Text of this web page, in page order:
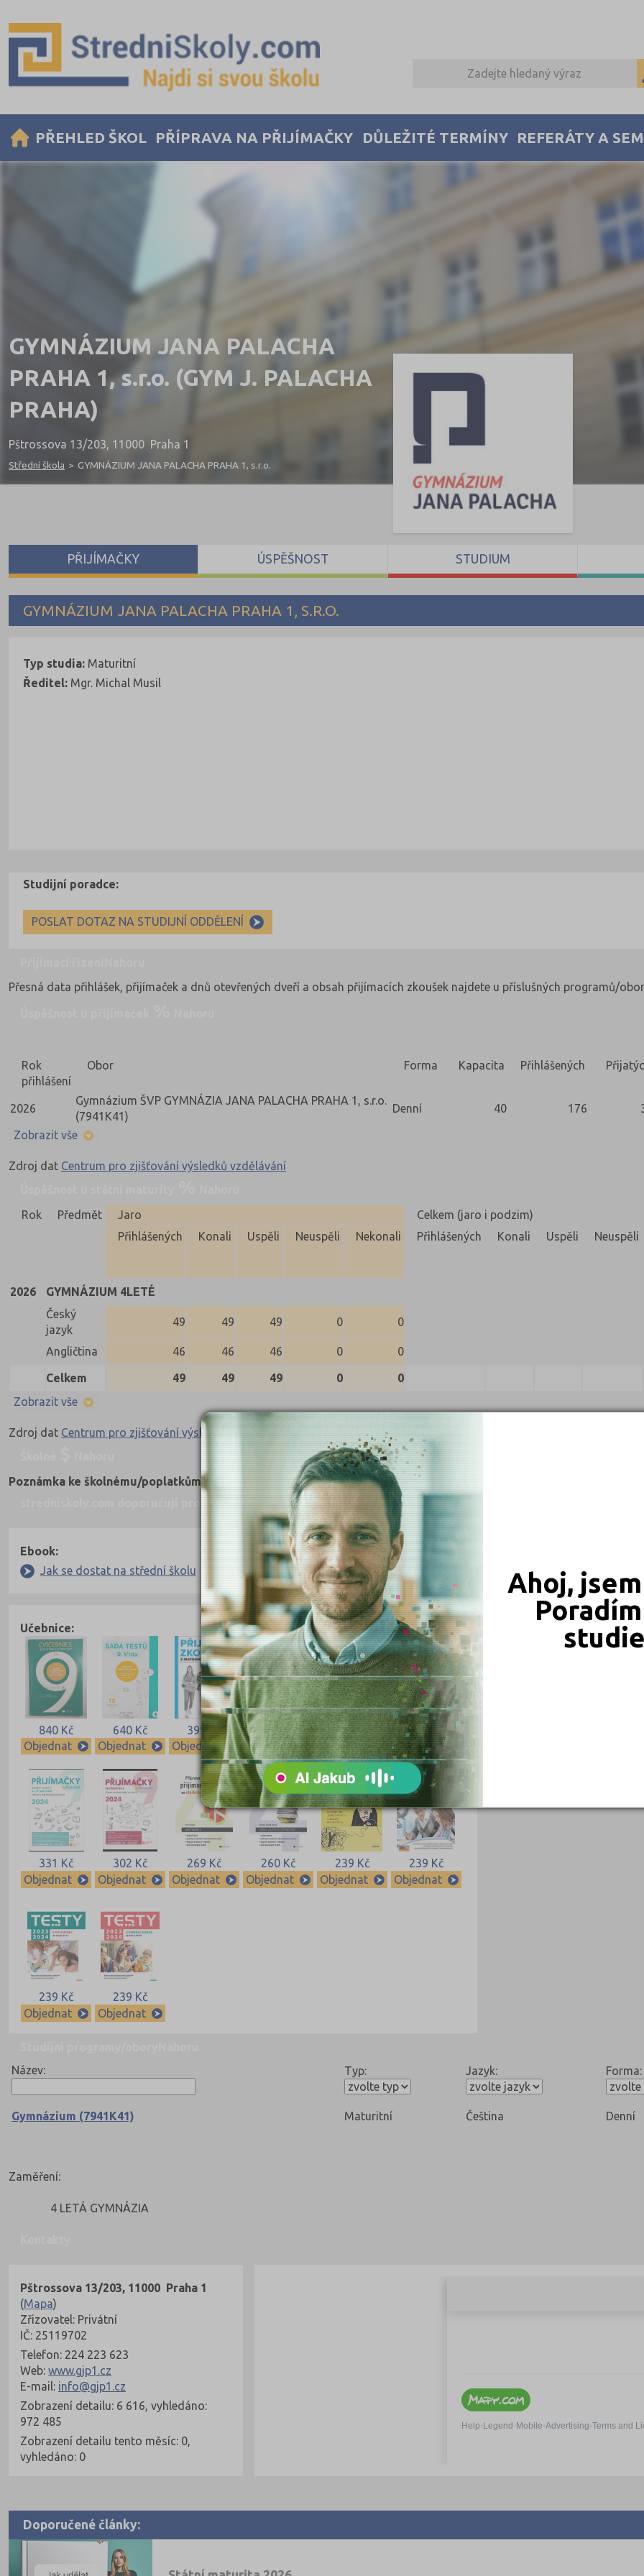
Ahoj,
PŘEHLED ŠKOL PŘÍPRAVA NA PŘIJÍMAČKY DŮLEŽITÉ TERMÍNY REFERÁTY A
GYMNÁZIUM JANA PALACHA
PRAHA 1, s.r.o. (GYM J. PALACHA
PRAHA)
Pštrossova 13/203, 11000 Praha 1
Střední škola > GYMNÁZIUM JANA PALACHA PRAHA 1, s.r.o.
GYMNÁZIUM JANA PALACHA PRAHA 1, S.R.O.
Typ studia: Maturitní
Ředitel: Mgr. Michal Musil
Studijní poradce:
POSLAT DOTAZ NA STUDIJNÍ ODDĚLENÍ
PŘIJÍMAČKY ÚSPĚŠNOST STUDIUM
Přesná data přihlášek, přijímaček a dnů otevřených dveří a obsah přijímacích zkoušek najdete u příslušných programů/
Rok
přihlášení
Obor Forma Kapacita Přihlášených
2026
Gymnázium ŠVP GYMNÁZIA JANA PALACHA PRAHA 1, s.r.o.
(7941K41)
Denní 40 176
Zobrazit vše
Zdroj dat Centrum pro zjišťování výsledků vzdělávání
Rok
Předmět Jaro
Celkem (jaro i podzim)
Přihlášených
Konali Uspěli Neuspěli Nekonali Přihlášených Konali Uspěli Neuspěli
2026
GYMNÁZIUM 4LETÉ
Český
jazyk
49 49 49 0 0
Angličtina 46 46 46 0 0
Celkem 49 49 49 0
0
Zobrazit vše
Zdroj dat Centrum pro zjišťování výsledků vzdělávání
Poznámka ke školnému/poplatkům za studium: 108 000 Kč ročně, podrobnosti https://www.gjp1.cz/new/index2.php?l=2
stredniskoly.com doporučují pro přípravuNahoru
Ebook:
Jak se dostat na střední školu
Učebnice:
840 Kč
Objednat
640 Kč
Objednat
399 Kč
Objednat
399 Kč
Objednat
339 Kč
Objednat
339 Kč
Objednat
331 Kč
Objednat
302 Kč
Objednat
269 Kč
Objednat
260 Kč
Objednat
239 Kč
Objednat
239 Kč
Objednat
239 Kč
Objednat
239 Kč
Objednat
Název:
Typ: Jazyk: Forma:
Gymnázium (7941K41) Maturitní Čeština Denní
Zaměření:
4 LETÁ GYMNÁZIA
Pštrossova 13/203, 11000 Praha 1
(Mapa)
Zřizovatel: Privátní
IČ: 25119702
Telefon: 224 223 623
Web: www.gjp1.cz
E-mail: info@gjp1.cz
Zobrazení detailu: 6 616, vyhledáno:
972 485
Zobrazení detailu tento měsíc: 0,
vyhledáno: 0
Doporučené články: